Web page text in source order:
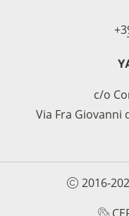
c/o
Via Fra Giovanni
2016-